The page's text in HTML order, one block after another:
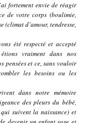
fortement envie de réagir
de votre corps (boulimie,
(climat d’amour, tendresse,
été respecté et accepté
vraiment dans nos
pensées et ce, sans vouloir
les besoins ou les
dans notre mémoire
des pleurs du bébé,
suivent la naissance) et